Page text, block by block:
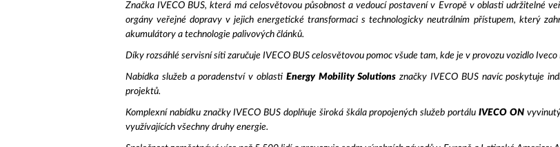
Značka IVECO BUS, která má celosvětovou působnost a vedoucí postavení v Evropě v oblasti udržitelné
orgány veřejné dopravy v jejich energetické transformaci s technologicky neutrálním přístupem, který
akumulátory a technologie palivových článků.
Díky rozsáhlé servisní síti zaručuje IVECO BUS celosvětovou pomoc všude tam, kde je v provozu vozidlo Iveco
Nabídka služeb a poradenství v oblasti Energy Mobility Solutions značky IVECO BUS navíc poskytuje
projektů.
Komplexní nabídku značky IVECO BUS doplňuje široká škála propojených služeb portálu IVECO ON
využívajících všechny druhy energie.